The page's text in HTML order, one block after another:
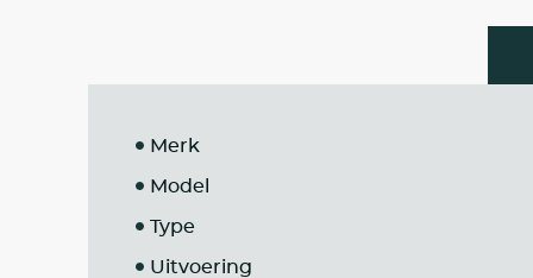
Merk
Model
Type
Uitvoering